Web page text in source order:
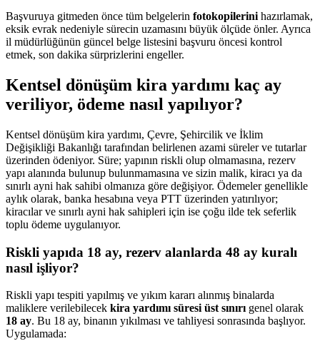
Başvuruya gitmeden önce tüm belgelerin fotokopilerini hazırlamak,
eksik evrak nedeniyle sürecin uzamasını büyük ölçüde önler. Ayrıca
il müdürlüğünün güncel belge listesini başvuru öncesi kontrol
etmek, son dakika sürprizlerini engeller.
Kentsel dönüşüm kira yardımı kaç ay
veriliyor, ödeme nasıl yapılıyor?
Kentsel dönüşüm kira yardımı, Çevre, Şehircilik ve İklim
Değişikliği Bakanlığı tarafından belirlenen azami süreler ve tutarlar
üzerinden ödeniyor. Süre; yapının riskli olup olmamasına, rezerv
yapı alanında bulunup bulunmamasına ve sizin malik, kiracı ya da
sınırlı ayni hak sahibi olmanıza göre değişiyor. Ödemeler genellikle
aylık olarak, banka hesabına veya PTT üzerinden yatırılıyor;
kiracılar ve sınırlı ayni hak sahipleri için ise çoğu ilde tek seferlik
toplu ödeme uygulanıyor.
Riskli yapıda 18 ay, rezerv alanlarda 48 ay kuralı
nasıl işliyor?
Riskli yapı tespiti yapılmış ve yıkım kararı alınmış binalarda
maliklere verilebilecek kira yardımı süresi üst sınırı genel olarak
18 ay. Bu 18 ay, binanın yıkılması ve tahliyesi sonrasında başlıyor.
Uygulamada: